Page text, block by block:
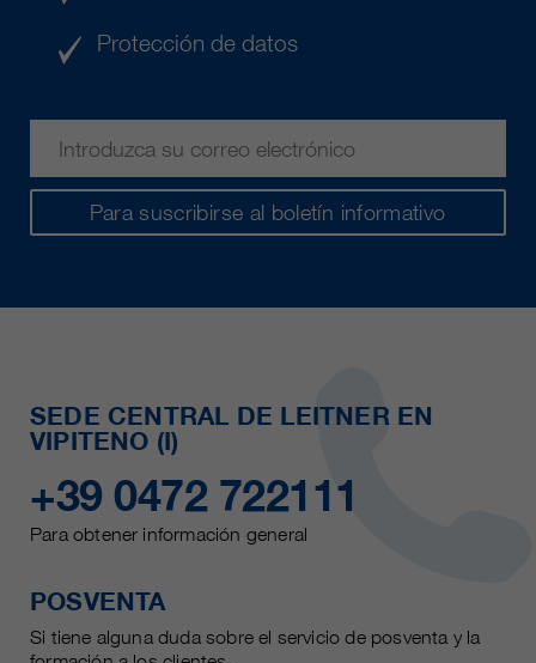
Para suscribirse al boletín informativo
Protección de datos
SEDE CENTRAL DE LEITNER EN
VIPITENO (I)
+39 0472 722111
Para obtener información general
POSVENTA
Si tiene alguna duda sobre el servicio de posventa y la